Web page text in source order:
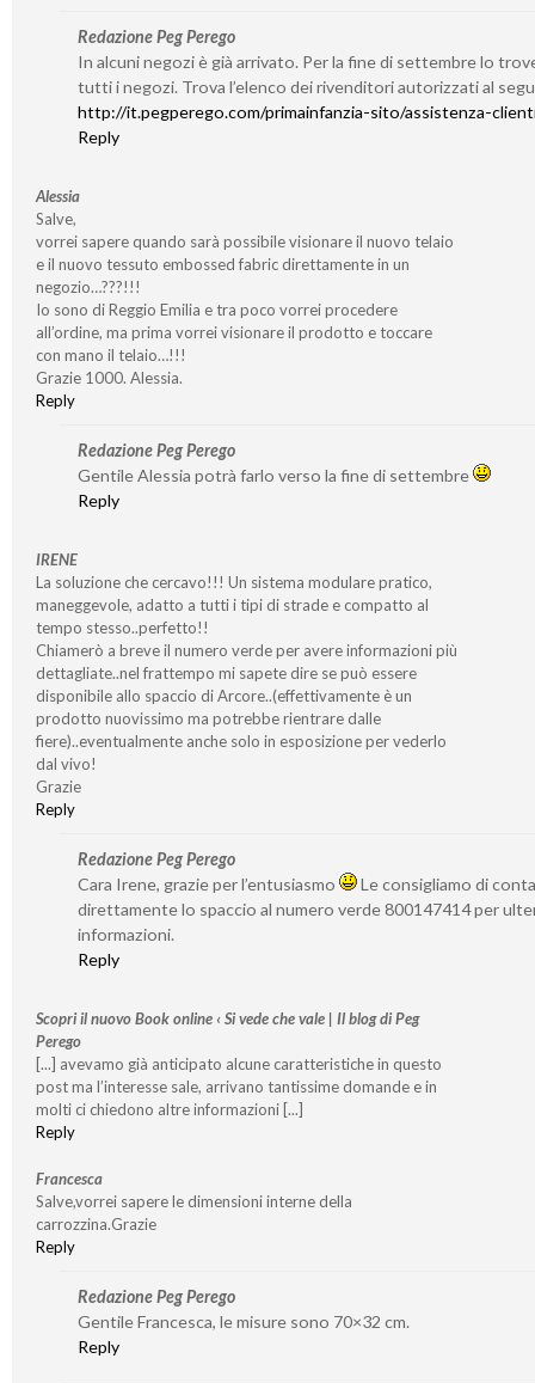
Redazione Peg Perego
In alcuni negozi è già arrivato. Per la fine di settembre lo
tutti i negozi. Trova l’elenco dei rivenditori autorizzati al
http://it.pegperego.com/primainfanzia-sito/assistenza-
Reply
Alessia
Salve,
vorrei sapere quando sarà possibile visionare il nuovo telaio
e il nuovo tessuto embossed fabric direttamente in un
negozio…???!!!
Io sono di Reggio Emilia e tra poco vorrei procedere
all’ordine, ma prima vorrei visionare il prodotto e toccare
con mano il telaio…!!!
Grazie 1000. Alessia.
Reply
Redazione Peg Perego
Gentile Alessia potrà farlo verso la fine di settembre
Reply
IRENE
La soluzione che cercavo!!! Un sistema modulare pratico,
maneggevole, adatto a tutti i tipi di strade e compatto al
tempo stesso..perfetto!!
Chiamerò a breve il numero verde per avere informazioni più
dettagliate..nel frattempo mi sapete dire se può essere
disponibile allo spaccio di Arcore..(effettivamente è un
prodotto nuovissimo ma potrebbe rientrare dalle
fiere)..eventualmente anche solo in esposizione per vederlo
dal vivo!
Grazie
Reply
Redazione Peg Perego
Cara Irene, grazie per l’entusiasmo
Le consigliamo di
direttamente lo spaccio al numero verde 800147414 per
informazioni.
Reply
Scopri il nuovo Book online ‹ Si vede che vale | Il blog di Peg
Perego
[...] avevamo già anticipato alcune caratteristiche in questo
post ma l’interesse sale, arrivano tantissime domande e in
molti ci chiedono altre informazioni [...]
Reply
Francesca
Salve,vorrei sapere le dimensioni interne della
carrozzina.Grazie
Reply
Redazione Peg Perego
Gentile Francesca, le misure sono 70×32 cm.
Reply